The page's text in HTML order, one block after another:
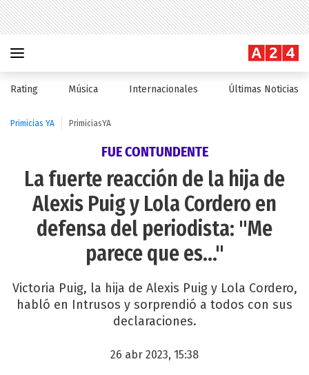
Rating Música Internacionales Últimas Noticias
Primicias YA PrimiciasYA
FUE CONTUNDENTE
La fuerte reacción de la hija de
Alexis Puig y Lola Cordero en
defensa del periodista: "Me
parece que es..."
Victoria Puig, la hija de Alexis Puig y Lola Cordero,
habló en Intrusos y sorprendió a todos con sus
declaraciones.
26 abr 2023, 15:38